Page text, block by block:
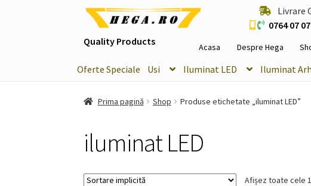
Sari
navigare
Sari
conținut
Livrare
Quality Products
0764 07
Acasa Despre Hega
Oferte Speciale Usi Iluminat LED Iluminat
Prima pagină Shop Produse etichetate „iluminat LED”
iluminat LED
Afișez toate cele